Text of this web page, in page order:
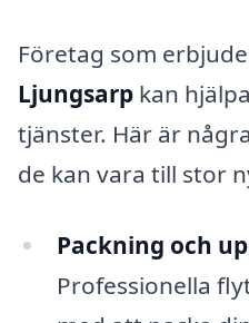
Företag som
Ljungsarp kan
tjänster. Här är
de kan vara till stor
Packning och
Professionella